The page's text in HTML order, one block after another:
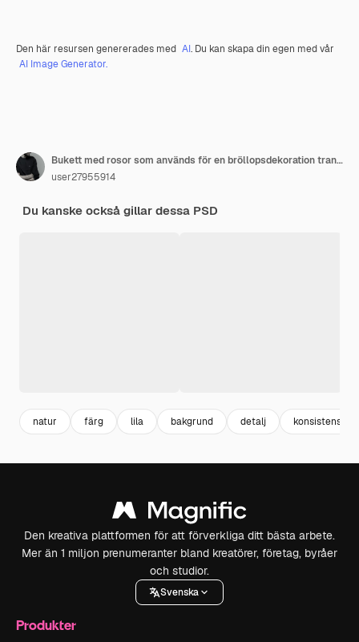
Den här resursen genererades med AI. Du kan skapa din egen med vår
AI Image Generator.
Bukett med rosor som används för en bröllopsdekoration transparent bakgrund
user27955914
Du kanske också gillar dessa PSD
natur färg lila bakgrund detalj konsistens
Den kreativa plattformen för att förverkliga ditt bästa arbete.
Mer än 1 miljon prenumeranter bland kreatörer, företag, byråer
och studior.
Svenska
Produkter